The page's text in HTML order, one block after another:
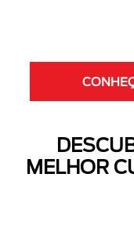
MELHOR